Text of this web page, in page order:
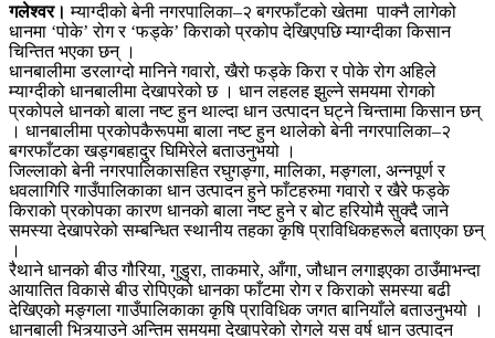
गलेश्वर। म्याग्दीको बेनी नगरपालिका–२ बगरफाँटको खेतमा पाक्नै लागेको
धानमा ‘पोके’ रोग र ‘फड्के’ किराको प्रकोप देखिएपछि म्याग्दीका किसान
चिन्तित भएका छन् ।
धानबालीमा डरलाग्दो मानिने गवारो, खैरो फड्के किरा र पोके रोग अहिले
म्याग्दीको धानबालीमा देखापरेको छ । धान लहलह झुल्ने समयमा रोगको
प्रकोपले धानको बाला नष्ट हुन थाल्दा धान उत्पादन घट्ने चिन्तामा किसान छन्
। धानबालीमा प्रकोपकैरूपमा बाला नष्ट हुन थालेको बेनी नगरपालिका–२
बगरफाँटका खड्गबहादुर घिमिरेले बताउनुभयो ।
जिल्लाको बेनी नगरपालिकासहित रघुगङ्गा, मालिका, मङ्गला, अन्नपूर्ण र
धवलागिरि गाउँपालिकाका धान उत्पादन हुने फाँटहरुमा गवारो र खैरे फड्के
किराको प्रकोपका कारण धानको बाला नष्ट हुने र बोट हरियोमै सुक्दै जाने
समस्या देखापरेको सम्बन्धित स्थानीय तहका कृषि प्राविधिकहरूले बताएका छन्
।
रैथाने धानको बीउ गौरिया, गुडुरा, ताकमारे, आँगा, जौधान लगाइएका ठाउँमाभन्दा
आयातित विकासे बीउ रोपिएको धानका फाँटमा रोग र किराको समस्या बढी
देखिएको मङ्गला गाउँपालिकाका कृषि प्राविधिक जगत बानियाँले बताउनुभयो ।
धानबाली भित्र्याउने अन्तिम समयमा देखापरेको रोगले यस वर्ष धान उत्पादन